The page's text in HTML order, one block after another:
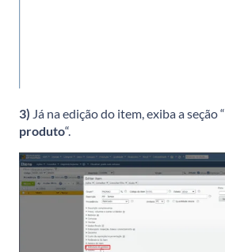
3) Já na edição do item, exiba a seção “
produto“.